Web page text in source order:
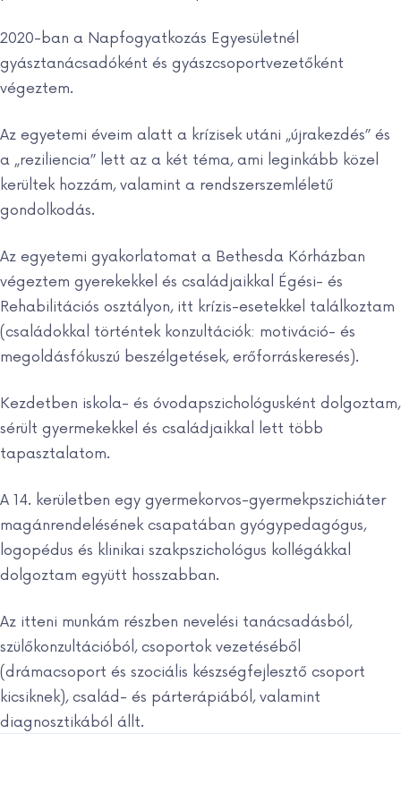
2020-ban a Napfogyatkozás Egyesületnél
gyásztanácsadóként és gyászcsoportvezetőként
végeztem.
Az egyetemi éveim alatt a krízisek utáni „újrakezdés” és
a „reziliencia” lett az a két téma, ami leginkább közel
kerültek hozzám, valamint a rendszerszemléletű
gondolkodás.
Az egyetemi gyakorlatomat a Bethesda Kórházban
végeztem gyerekekkel és családjaikkal Égési- és
Rehabilitációs osztályon, itt krízis-esetekkel találkoztam
(családokkal történtek konzultációk: motiváció- és
megoldásfókuszú beszélgetések, erőforráskeresés).
Kezdetben iskola- és óvodapszichológusként dolgoztam,
sérült gyermekekkel és családjaikkal lett több
tapasztalatom.
A 14. kerületben egy gyermekorvos-gyermekpszichiáter
magánrendelésének csapatában gyógypedagógus,
logopédus és klinikai szakpszichológus kollégákkal
dolgoztam együtt hosszabban.
Az itteni munkám részben nevelési tanácsadásból,
szülőkonzultációból, csoportok vezetéséből
(drámacsoport és szociális készségfejlesztő csoport
kicsiknek), család- és párterápiából, valamint
diagnosztikából állt.